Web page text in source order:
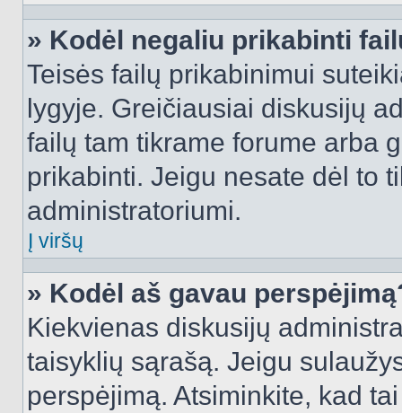
» Kodėl negaliu prikabinti
Teisės failų prikabinimui
lygyje. Greičiausiai diskusijų
failų tam tikrame forume arba
prikabinti. Jeigu nesate dėl to
administratoriumi.
Į viršų
» Kodėl aš gavau
Kiekvienas diskusijų
taisyklių sąrašą. Jeigu
perspėjimą. Atsiminkite, kad